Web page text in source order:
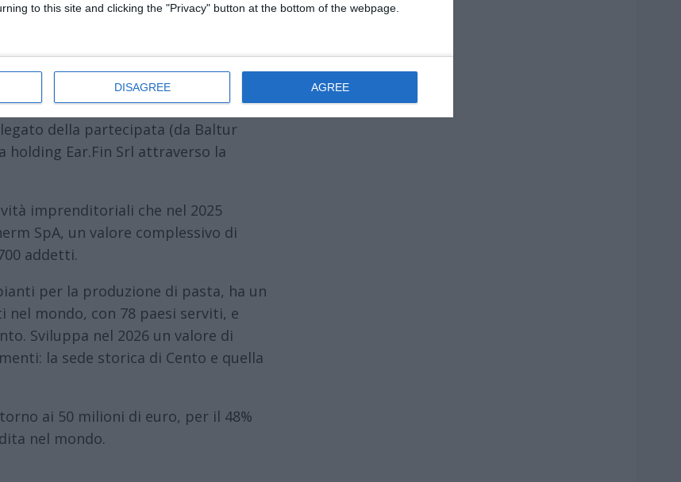
to this site and clicking the "Privacy" button at the bottom of the webpage.
DISAGREE AGREE
della partecipata (da Baltur
holding Ear.Fin Srl attraverso la
imprenditoriali che nel 2025
SpA, un valore complessivo di
addetti.
per la produzione di pasta, ha un
mondo, con 78 paesi serviti, e
Sviluppa nel 2026 un valore di
la sede storica di Cento e quella
ai 50 milioni di euro, per il 48%
nel mondo.